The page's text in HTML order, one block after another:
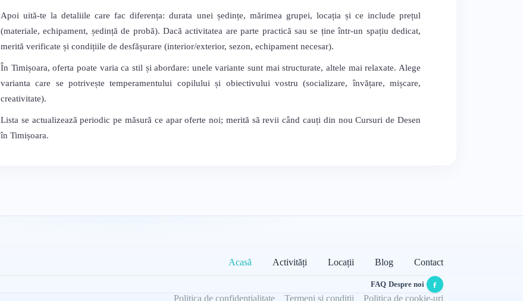
Apoi uită-te la detaliile care fac diferența: durata unei ședințe, mărimea grupei, locația și ce include prețul
(materiale, echipament, ședință de probă). Dacă activitatea are parte practică sau se ține într-un spațiu dedicat,
merită verificate și condițiile de desfășurare (interior/exterior, sezon, echipament necesar).
În Timișoara, oferta poate varia ca stil și abordare: unele variante sunt mai structurate, altele mai relaxate. Alege
varianta care se potrivește temperamentului copilului și obiectivului vostru (socializare, învățare, mișcare,
creativitate).
Lista se actualizează periodic pe măsură ce apar oferte noi; merită să revii când cauți din nou Cursuri de Desen
în Timișoara.
Acasă Activități Locații Blog Contact
FAQ·Despre noi·
Politica de confidențialitate Termeni și condiții Politica de cookie-uri